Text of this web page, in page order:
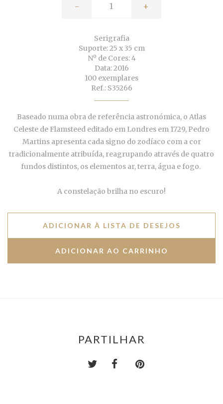
- +
Serigrafia
Suporte: 25 x 35 cm
Nº de Cores: 4
Data: 2016
100 exemplares
Ref.: S35266
Baseado numa obra de referência astronómica, o Atlas
Celeste de Flamsteed editado em Londres em 1729, Pedro
Martins apresenta cada signo do zodíaco com a cor
tradicionalmente atribuída, reagrupando através de quatro
fundos distintos, os elementos ar,terra, água e fogo.
A constelação brilha no escuro!
ADICIONAR À LISTA DE DESEJOS
PARTILHAR